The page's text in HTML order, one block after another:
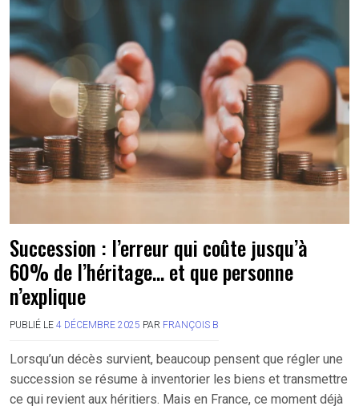
Succession : l’erreur qui coûte jusqu’à
60% de l’héritage… et que personne
n’explique
PUBLIÉ LE 4 DÉCEMBRE 2025 PAR FRANÇOIS B
Lorsqu’un décès survient, beaucoup pensent que régler une
succession se résume à inventorier les biens et transmettre
ce qui revient aux héritiers. Mais en France, ce moment déjà